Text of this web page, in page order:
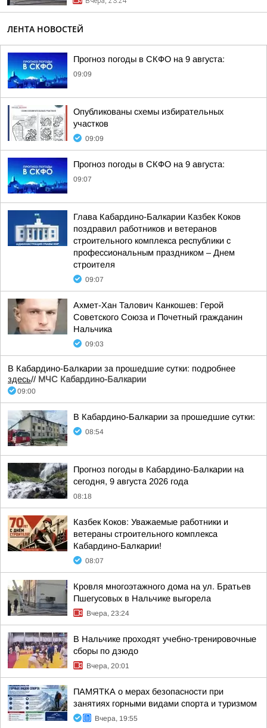
ЛЕНТА НОВОСТЕЙ
Прогноз погоды в СКФО на 9 августа:
09:09
Опубликованы схемы избирательных
участков
09:09
Прогноз погоды в СКФО на 9 августа:
09:07
Глава Кабардино-Балкарии Казбек Коков
поздравил работников и ветеранов
строительного комплекса республики с
профессиональным праздником – Днем
строителя
09:07
Ахмет-Хан Талович Канкошев: Герой
Советского Союза и Почетный гражданин
Нальчика
09:03
В Кабардино-Балкарии за прошедшие сутки: подробнее
здесь// МЧС Кабардино-Балкарии
09:00
В Кабардино-Балкарии за прошедшие сутки:
08:54
Прогноз погоды в Кабардино-Балкарии на
сегодня, 9 августа 2026 года
08:18
Казбек Коков: Уважаемые работники и
ветераны строительного комплекса
Кабардино-Балкарии!
08:07
Кровля многоэтажного дома на ул. Братьев
Пшегусовых в Нальчике выгорела
Вчера, 23:24
В Нальчике проходят учебно-тренировочные
сборы по дзюдо
Вчера, 20:01
ПАМЯТКА о мерах безопасности при
занятиях горными видами спорта и туризмом
Вчера, 19:55